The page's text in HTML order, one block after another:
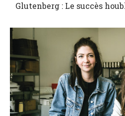
Glutenberg : Le succès